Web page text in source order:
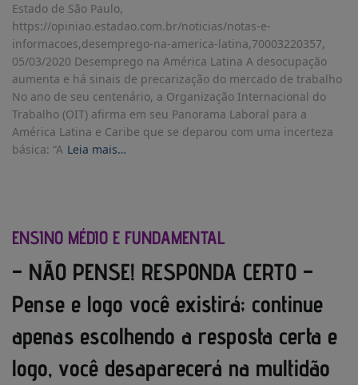
Estado de São Paulo,
https://opiniao.estadao.com.br/noticias/notas-e-
informacoes,desemprego-na-america-latina,70003220357,
05/03/2020 Desemprego na América Latina A desocupação
aumenta e há sinais de precarização do mercado de trabalho
No ano de seu centenário, a Organização Internacional do
Trabalho (OIT) afirma em seu Panorama Laboral para a
América Latina e Caribe que se deparou com uma incerteza
básica: “A Leia mais…
ENSINO MÉDIO E FUNDAMENTAL
– NÃO PENSE! RESPONDA CERTO –
Pense e logo você existirá; continue
apenas escolhendo a resposta certa e
logo, você desaparecerá na multidão